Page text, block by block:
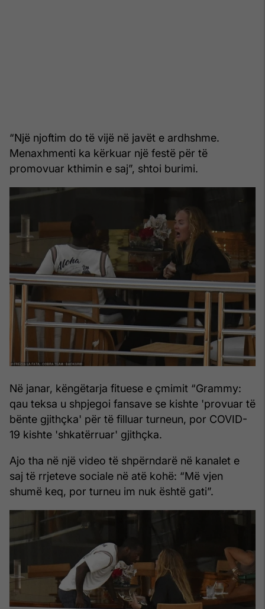
“Një njoftim do të vijë në javët e ardhshme.
Menaxhmenti ka kërkuar një festë për të
promovuar kthimin e saj”, shtoi burimi.
Në janar, këngëtarja fituese e çmimit “Grammy:
qau teksa u shpjegoi fansave se kishte 'provuar të
bënte gjithçka' për të filluar turneun, por COVID-
19 kishte 'shkatërruar' gjithçka.
Ajo tha në një video të shpërndarë në kanalet e
saj të rrjeteve sociale në atë kohë: “Më vjen
shumë keq, por turneu im nuk është gati”.